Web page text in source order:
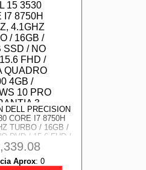
DELL PRECISION
CORE I7 8750H
TURBO / 16GB /
DVD / 15.6 FHD /
P600 4GB /
/ GARANTIA 3
Aprox: 0